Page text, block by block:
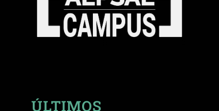
ÚLTIMOS